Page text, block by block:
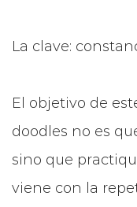
La clave:
El objetivo de
doodles no es
sino que
viene con la